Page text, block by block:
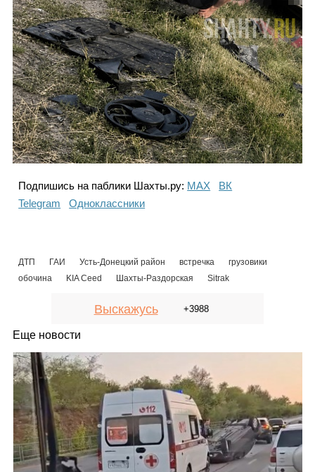
Подпишись на паблики Шахты.ру: МАХ
ВК
Telegram
Одноклассники
ДТП ГАИ Усть-Донецкий район встречка
грузовики
обочина
KIA Ceed Шахты-Раздорская Sitrak
Выскажусь +3988
Еще новости